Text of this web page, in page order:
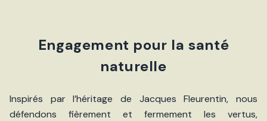
Engagement pour la santé
naturelle
Inspirés par l’héritage de Jacques Fleurentin, nous
défendons fièrement et fermement les vertus,